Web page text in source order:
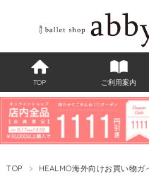
TOP ご利用案内
TOP HEALMO海外向けお買い物ガ